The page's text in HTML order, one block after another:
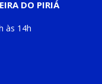
DO PIRIÁ
às 14h